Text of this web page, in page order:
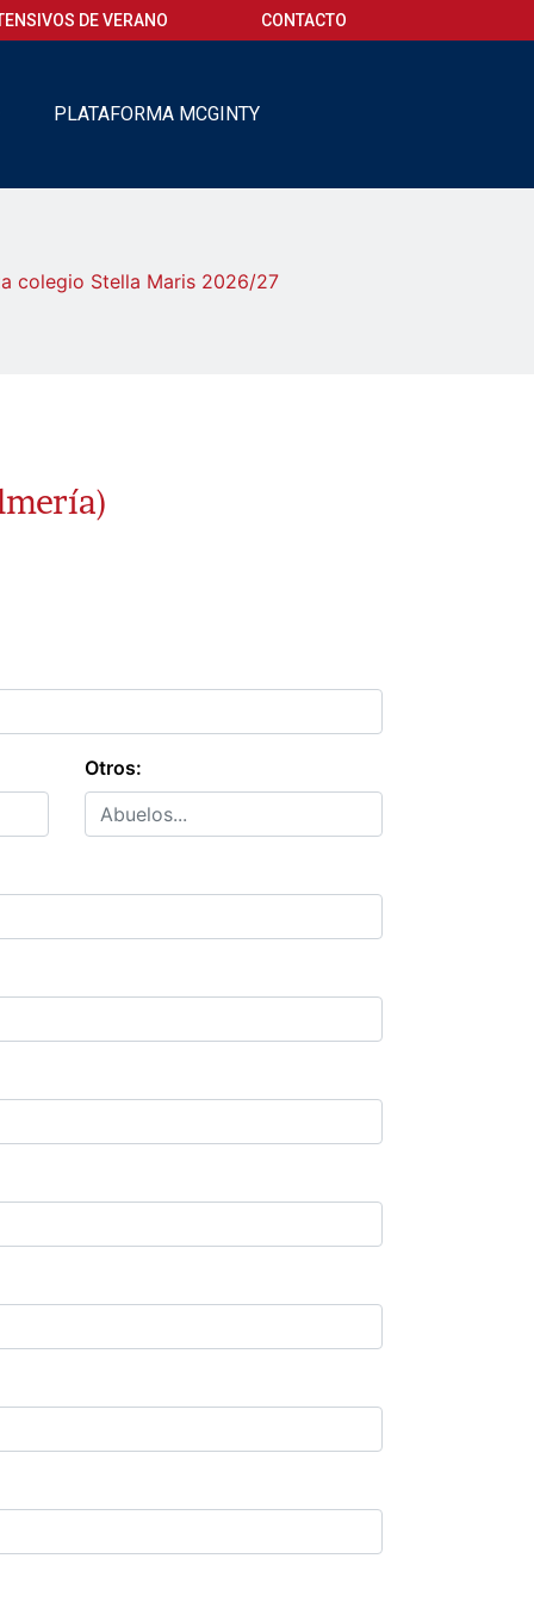
DE VERANO CONTACTO
PLATAFORMA MCGINTY
colegio Stella Maris 2026/27
Otros: